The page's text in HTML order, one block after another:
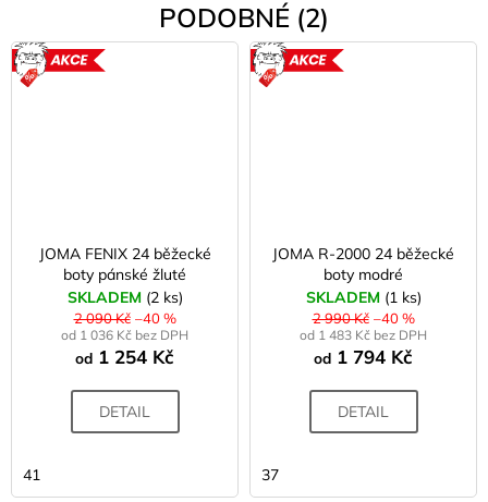
PODOBNÉ (2)
JOMA FENIX 24 běžecké
boty pánské žluté
SKLADEM (2 ks)
2 090 Kč –40 %
od 1 036 Kč bez DPH
od 1 254 Kč
DETAIL
41
JOMA R-2000 24 běžecké
boty modré
SKLADEM (1 ks)
2 990 Kč –40 %
od 1 483 Kč bez DPH
od 1 794 Kč
DETAIL
37